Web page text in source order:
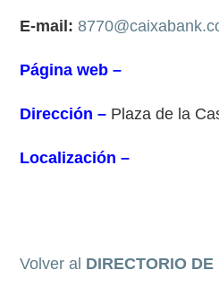
E-mail:
Página web –
Dirección – Plaza de la
Localización –
Volver al DIRECTORIO